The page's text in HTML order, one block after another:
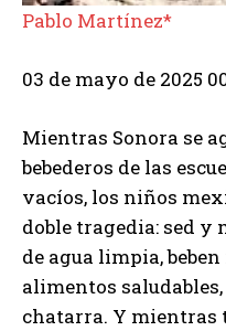
Pablo Martínez*
03 de mayo de 2025
Mientras Sonora se
bebederos de las
vacíos, los niños
doble tragedia: sed y
de agua limpia,
alimentos
chatarra. Y mientras